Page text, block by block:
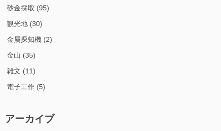
砂金採取 (95)
観光地 (30)
金属探知機 (2)
金山 (35)
雑文 (11)
電子工作 (5)
アーカイブ